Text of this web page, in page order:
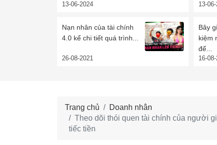
13-06-2024 13-
Nạn nhân của tài chính
4.0 kể chi tiết quá trình...
26-08-2021
Bây
kiệm
để...
16-
Trang chủ
Doanh nhân
Theo dõi thói quen tài chính của người
tiếc tiền